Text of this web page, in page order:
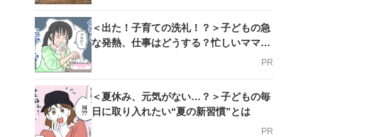
＜出た！子育ての洗礼！？＞子どもの急
な発熱、仕事はどうする？忙しいママを
PR
＜夏休み、元気がない…？＞子どもの毎
日に取り入れたい“夏の新習慣”とは
PR